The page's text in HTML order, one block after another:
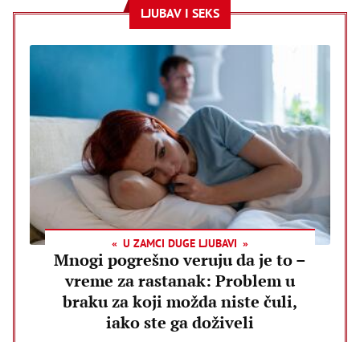
LJUBAV I SEKS
U ZAMCI DUGE LJUBAVI
Mnogi pogrešno veruju da je to –
vreme za rastanak: Problem u
braku za koji možda niste čuli,
iako ste ga doživeli